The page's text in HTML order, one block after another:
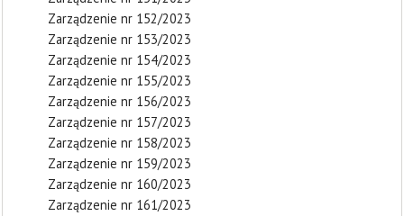
Zarządzenie nr 152/2023
Zarządzenie nr 153/2023
Zarządzenie nr 154/2023
Zarządzenie nr 155/2023
Zarządzenie nr 156/2023
Zarządzenie nr 157/2023
Zarządzenie nr 158/2023
Zarządzenie nr 159/2023
Zarządzenie nr 160/2023
Zarządzenie nr 161/2023